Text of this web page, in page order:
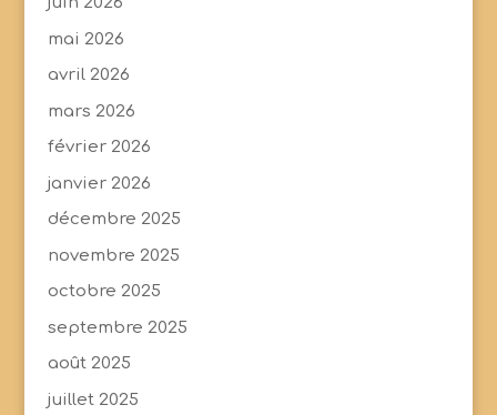
mai 2026
avril 2026
mars 2026
février 2026
janvier 2026
décembre 2025
novembre 2025
octobre 2025
septembre 2025
août 2025
juillet 2025